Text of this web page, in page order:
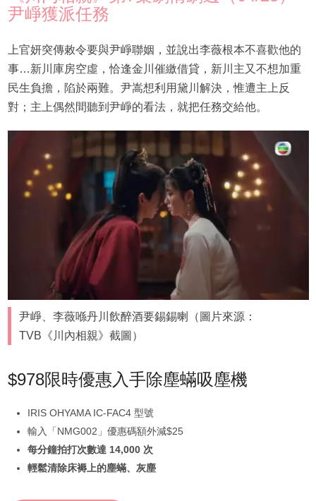
尹崢獲派任務
上官妍突傳敕令要與尹崢聯姻，並說出李薇根本不喜歡他的
事…新川庫房空虛，恰逢金川催繳借貸，新川主又不想加重
民生負擔，陷於兩難。尹嵩想利用黛川解決，惟遭主上反
對；主上偶然間聽到尹崢的看法，就把任務交給他。
尹崢、李薇喺丹川飲醉酒要錫錫喇（圖片來源：
TVB《川內相親》截圖）
$978限時優惠入手除塵蟎吸塵機
IRIS OHYAMA IC-FAC4 型號
輸入「NMG002」優惠碼額外減$25
每分鐘拍打次數達 14,000 次
輕鬆清除床褥上的塵蟎、灰塵